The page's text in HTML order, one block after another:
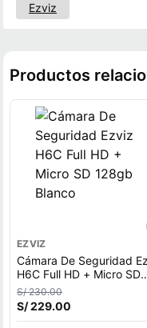
valoras.
Ezviz
Productos
EZVIZ
Cámara De Seguridad
H6C Full HD + Micro SD
128gb Blanco
S/ 230.00
S/ 229.00